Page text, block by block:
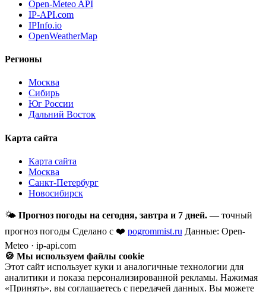
Open-Meteo API
IP-API.com
IPInfo.io
OpenWeatherMap
Регионы
Москва
Сибирь
Юг России
Дальний Восток
Карта сайта
Карта сайта
Москва
Санкт-Петербург
Новосибирск
🌤 Прогноз погоды на сегодня, завтра и 7 дней. — точный
прогноз погоды Сделано с ❤️ pogrommist.ru Данные: Open-
Meteo · ip-api.com
🍪 Мы используем файлы cookie
Этот сайт использует куки и аналогичные технологии для
аналитики и показа персонализированной рекламы. Нажимая
«Принять», вы соглашаетесь с передачей данных. Вы можете